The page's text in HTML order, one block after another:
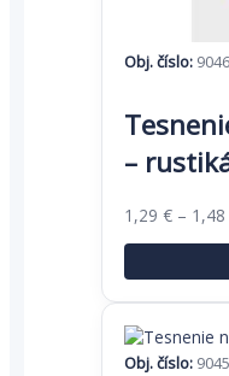
Obj. číslo:
–
1,29 € – 1,48
produkt
má
viacero
Možnosti
si
môžete
vybrať
na
stránke
produktu.
Obj. číslo: